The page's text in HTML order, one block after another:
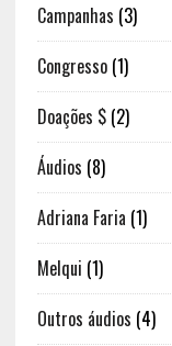
Campanhas (3)
Congresso(1)
Doações $(2)
Áudios (8)
Adriana Faria (1)
Melqui (1)
Outros áudios (4)